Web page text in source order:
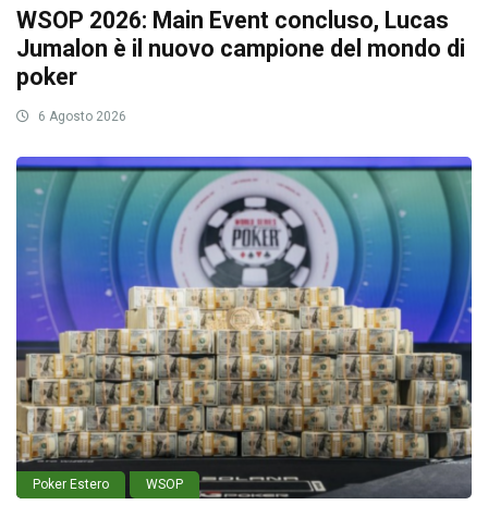
WSOP 2026: Main Event concluso, Lucas
Jumalon è il nuovo campione del mondo di
poker
6 Agosto 2026
Poker Estero WSOP